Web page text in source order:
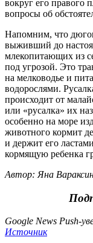
вокруг его правого
вопросы об
Напомним, что
выживший до
млекопитающих из
под угрозой. Это
на мелководье и
водорослями.
происходит от
или «русалка» их
особенно на море
животного кормит
и держит его
кормящую ребенка
Автор: Яна
Google News Push-
Источник